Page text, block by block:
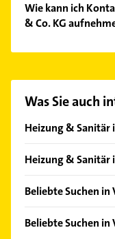
Wie kann ich
& Co. KG
passenden
Hier finden Sie alle
Was Sie auch
Heizung & Sanitär
Loxten
Heizung & Sanitär
Borgholzhausen
Bad Rothenfelde
Beliebte Suchen in
Immobilien
Beliebte Suchen